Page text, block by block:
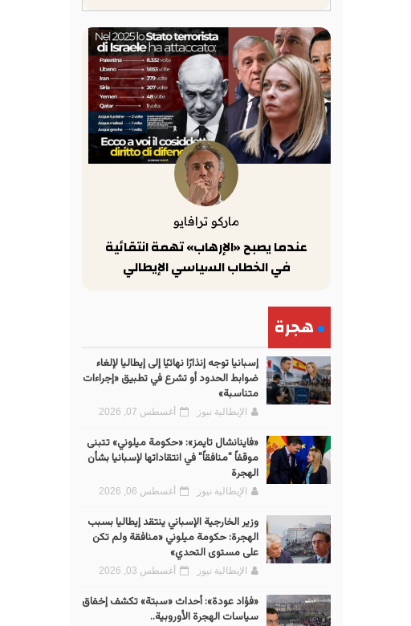
ماركو ترافايو
عندما يصبح «الإرهاب» تهمة انتقائية
في الخطاب السياسي الإيطالي
هجرة
إسبانيا توجه إنذارًا نهائيًا إلى إيطاليا لإلغاء
ضوابط الحدود أو تشرع في تطبيق «إجراءات
متناسبة»
الإيطالية نيوز أغسطس 07, 2026
«فاينانشال تايمز»: «حكومة ميلوني» تتبنى
موقفاً "منافقاً" في انتقاداتها لإسبانيا بشأن
الهجرة
الإيطالية نيوز أغسطس 06, 2026
وزير الخارجية الإسباني ينتقد إيطاليا بسبب
الهجرة: حكومة ميلوني «منافقة ولم تكن
على مستوى التحدي»
الإيطالية نيوز أغسطس 03, 2026
«فؤاد عودة»: أحداث «سبتة» تكشف إخفاق
سياسات الهجرة الأوروبية..